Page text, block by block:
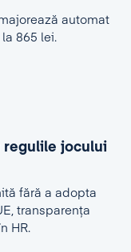
automat
865 lei.
regulile jocului
fără a adopta
transparența
HR.